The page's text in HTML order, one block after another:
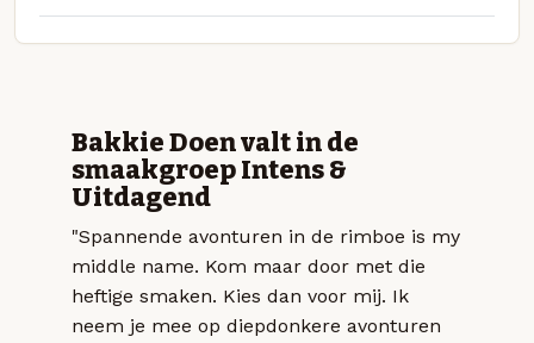
Bakkie Doen valt in de
smaakgroep Intens &
Uitdagend
"Spannende avonturen in de rimboe is my
middle name. Kom maar door met die
heftige smaken. Kies dan voor mij. Ik
neem je mee op diepdonkere avonturen